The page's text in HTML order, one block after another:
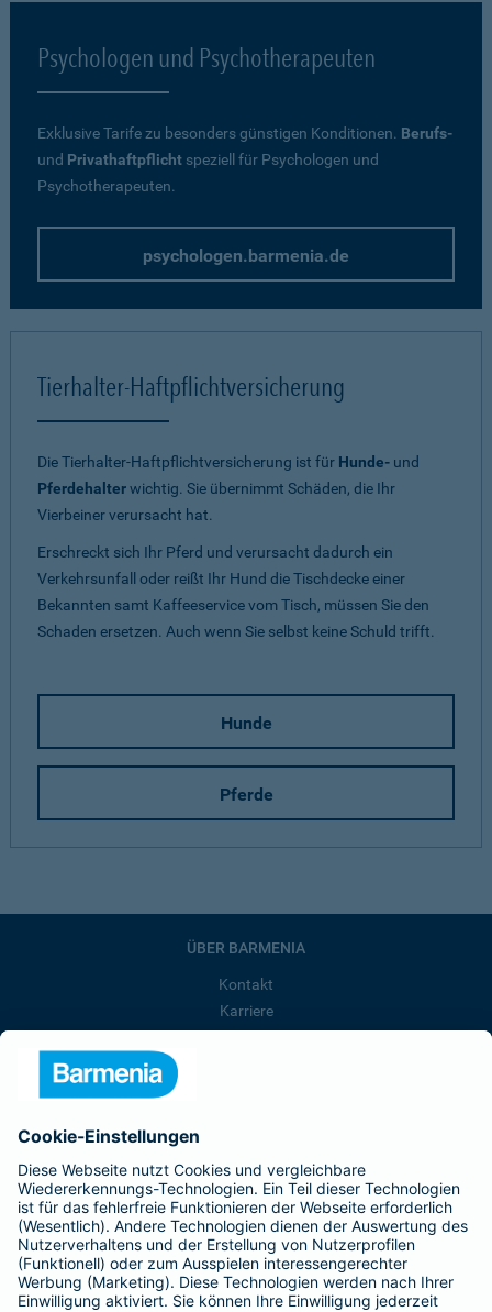
Psychologen und Psychotherapeuten
Exklusive Tarife zu besonders günstigen Konditionen. Berufs-
und Privathaftpflicht speziell für Psychologen und
Psychotherapeuten.
psychologen.barmenia.de
Tierhalter-Haftpflichtversicherung
Die Tierhalter-Haftpflichtversicherung ist für Hunde- und
Pferdehalterwichtig. Sie übernimmt Schäden, die Ihr
Vierbeiner verursacht hat.
Erschreckt sich Ihr Pferd und verursacht dadurch ein
Verkehrsunfall oder reißt Ihr Hund die Tischdecke einer
Bekannten samt Kaffeeservice vom Tisch, müssen Sie den
Schaden ersetzen. Auch wenn Sie selbst keine Schuld trifft.
Hunde
Pferde
ÜBER BARMENIA
Kontakt
Karriere
Barmenia ist Teil der BarmeniaGothaer
BELIEBTE SEITEN
Kranken-Zusatzversicherung
Tierversicherungen
Haftpflichtversicherung
Hausratversicherung